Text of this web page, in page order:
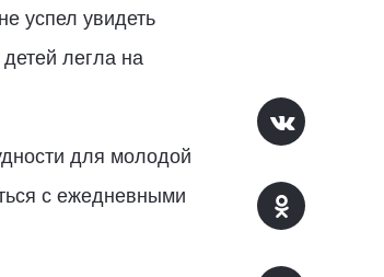
успел увидеть
легла на
для молодой
с ежедневными